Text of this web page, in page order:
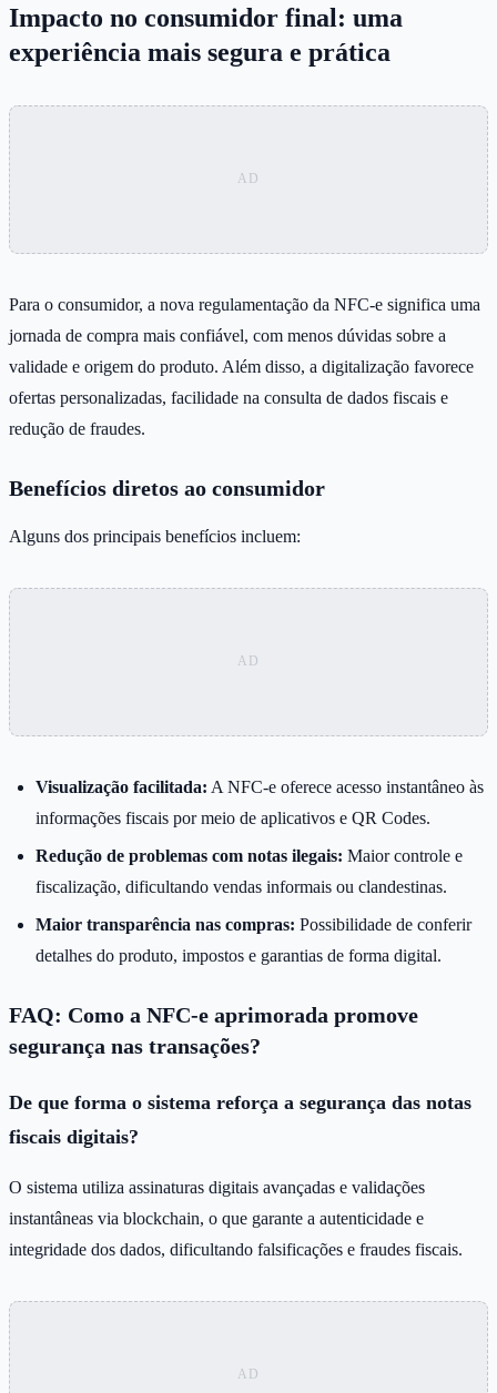
Impacto no consumidor final: uma
experiência mais segura e prática
Para o consumidor, a nova regulamentação da NFC-e significa uma
jornada de compra mais confiável, com menos dúvidas sobre a
validade e origem do produto. Além disso, a digitalização favorece
ofertas personalizadas, facilidade na consulta de dados fiscais e
redução de fraudes.
Benefícios diretos ao consumidor
Alguns dos principais benefícios incluem:
Visualização facilitada: A NFC-e oferece acesso instantâneo às
informações fiscais por meio de aplicativos e QR Codes.
Redução de problemas com notas ilegais: Maior controle e
fiscalização, dificultando vendas informais ou clandestinas.
Maior transparência nas compras: Possibilidade de conferir
detalhes do produto, impostos e garantias de forma digital.
FAQ: Como a NFC-e aprimorada promove
segurança nas transações?
De que forma o sistema reforça a segurança das notas
fiscais digitais?
O sistema utiliza assinaturas digitais avançadas e validações
instantâneas via blockchain, o que garante a autenticidade e
integridade dos dados, dificultando falsificações e fraudes fiscais.